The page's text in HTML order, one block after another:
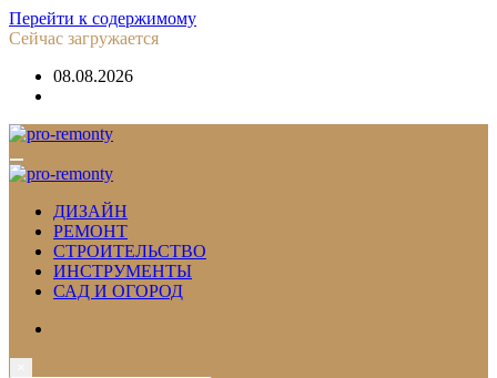
Перейти к содержимому
Сейчас загружается
08.08.2026
ДИЗАЙН
РЕМОНТ
СТРОИТЕЛЬСТВО
ИНСТРУМЕНТЫ
САД И ОГОРОД